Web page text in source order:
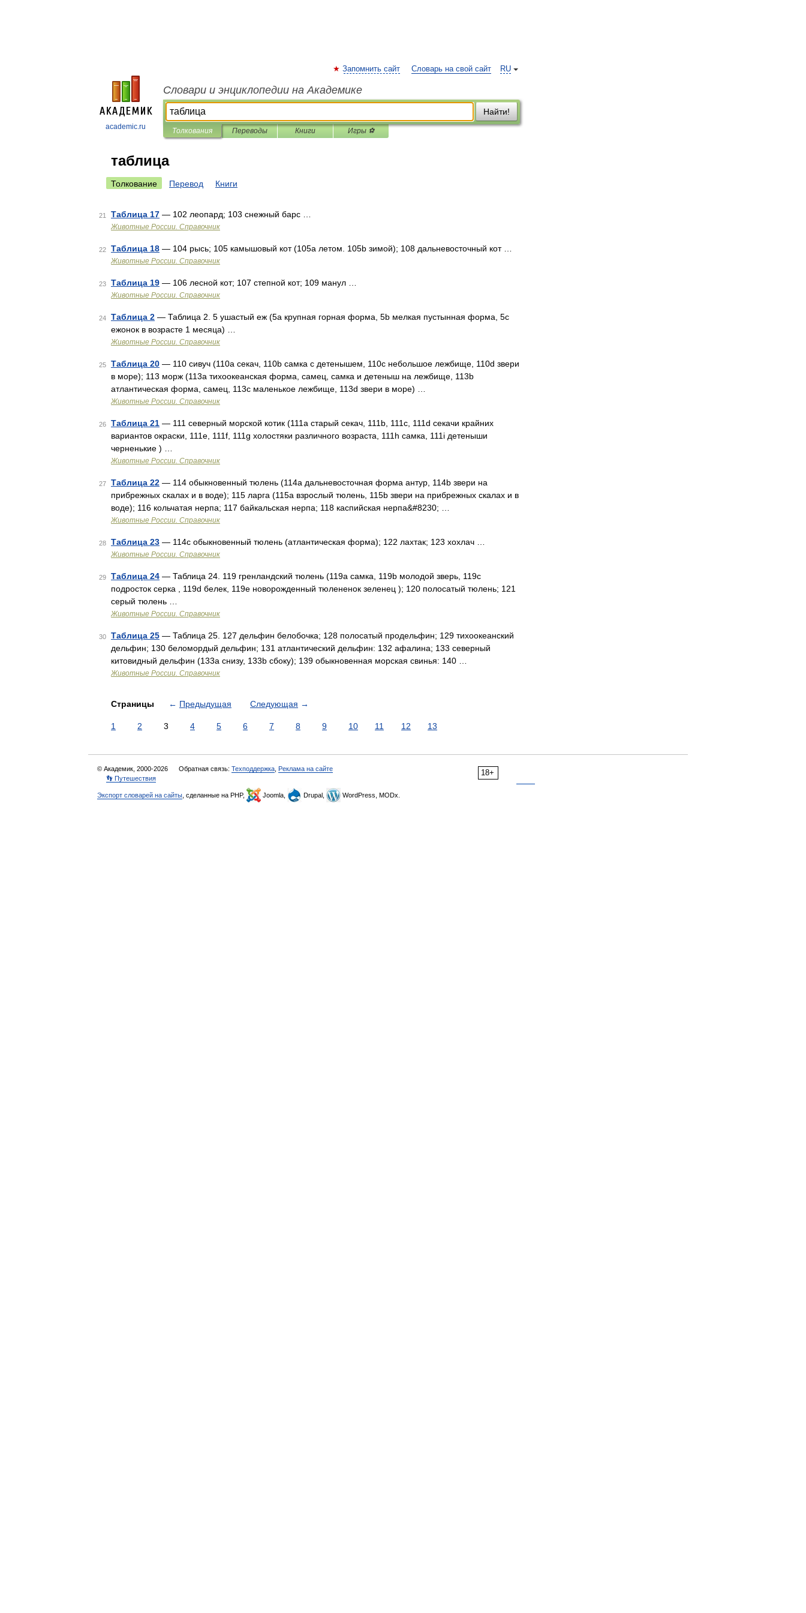
academic.ru
RU
Запомнить сайт Словарь на свой сайт
Словари и энциклопедии на Академике
Найти!
Толкования Переводы Книги Игры ⚽
таблица
Толкование Перевод Книги
21 Таблица 17 — 102 леопард; 103 снежный барс …
Животные России. Справочник
22 Таблица 18 — 104 рысь; 105 камышовый кот (105a летом. 105b зимой); 108 дальневосточный кот …
Животные России. Справочник
23 Таблица 19 — 106 лесной кот; 107 степной кот; 109 манул …
Животные России. Справочник
24 Таблица 2 — Таблица 2. 5 ушастый еж (5a крупная горная форма, 5b мелкая пустынная форма, 5c
ежонок в возрасте 1 месяца) …
Животные России. Справочник
25 Таблица 20 — 110 сивуч (110a секач, 110b самка с детенышем, 110c небольшое лежбище, 110d звери
в море); 113 морж (113a тихоокеанская форма, самец, самка и детеныш на лежбище, 113b
атлантическая форма, самец, 113c маленькое лежбище, 113d звери в море) …
Животные России. Справочник
26 Таблица 21 — 111 северный морской котик (111a старый секач, 111b, 111c, 111d секачи крайних
вариантов окраски, 111e, 111f, 111g холостяки различного возраста, 111h самка, 111i детеныши
черненькие ) …
Животные России. Справочник
27 Таблица 22 — 114 обыкновенный тюлень (114a дальневосточная форма антур, 114b звери на
прибрежных скалах и в воде); 115 ларга (115a взрослый тюлень, 115b звери на прибрежных скалах и в
воде); 116 кольчатая нерпа; 117 байкальская нерпа; 118 каспийская нерпа&#8230; …
Животные России. Справочник
28 Таблица 23 — 114с обыкновенный тюлень (атлантическая форма); 122 лахтак; 123 хохлач …
Животные России. Справочник
29 Таблица 24 — Таблица 24. 119 гренландский тюлень (119a самка, 119b молодой зверь, 119c
подросток серка , 119d белек, 119e новорожденный тюлененок зеленец ); 120 полосатый тюлень; 121
серый тюлень …
Животные России. Справочник
30 Таблица 25 — Таблица 25. 127 дельфин белобочка; 128 полосатый продельфин; 129 тихоокеанский
дельфин; 130 беломордый дельфин; 131 атлантический дельфин: 132 афалина; 133 северный
китовидный дельфин (133a снизу, 133b сбоку); 139 обыкновенная морская свинья: 140 …
Животные России. Справочник
Страницы ← Предыдущая Следующая →
1 2 3 4 5 6 7 8 9 10 11 12 13
18+
© Академик, 2000-2026 Обратная связь: Техподдержка Реклама на сайте
👣 Путешествия
Экспорт словарей на сайты , сделанные на PHP, Joomla, Drupal, WordPress, MODx.